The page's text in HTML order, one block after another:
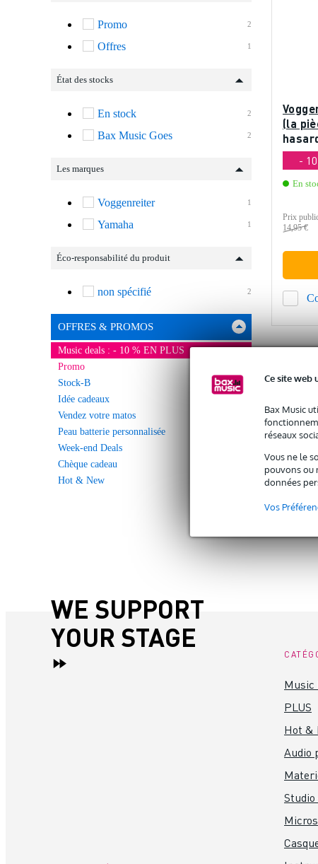
Ce site web
Bax Music
réseaux
Vous ne le
pouvons ou
données
Vos
2
Promo
1
Offres
État des stocks
2
En stock
2
Bax Music Goes
Les marques
1
Voggenreiter
1
Yamaha
Éco-responsabilité du produit
2
non spécifié
OFFRES & PROMOS
Music deals : - 10 % EN PLUS
Promo
Stock-B
Idée cadeaux
Vendez votre matos
Peau batterie personnalisée
Week-end Deals
Chèque cadeau
Hot & New
(la
-
En
Prix
14,95 €
WE SUPPORT
YOUR STAGE
Music
PLUS
Hot &
Audio
Micros